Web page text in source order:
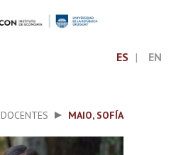
ES EN
DOCENTES MAIO, SOFÍA